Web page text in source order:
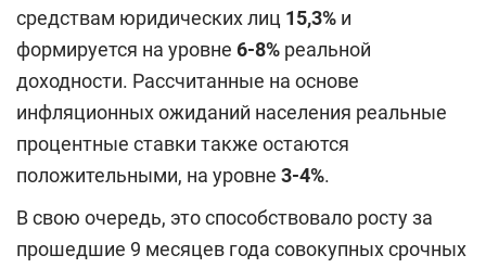
средствам юридических лиц 15,3% и
формируется на уровне 6-8% реальной
доходности. Рассчитанные на основе
инфляционных ожиданий населения реальные
процентные ставки также остаются
положительными, на уровне 3-4%.
В свою очередь, этоспособствовало росту за
прошедшие 9 месяцев года совокупных срочных